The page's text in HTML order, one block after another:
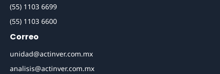
(55) 1103 6699
(55) 1103 6600
Correo
unidad@actinver.com.mx
analisis@actinver.com.mx